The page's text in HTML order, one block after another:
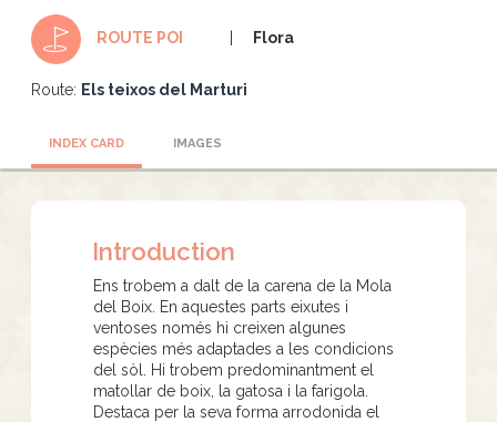
ROUTE POI Flora
Route: Els teixos del Marturi
INDEX CARD IMAGES
Introduction
Ens trobem a dalt de la carena de la Mola
del Boix. En aquestes parts eixutes i
ventoses només hi creixen algunes
espècies més adaptades a les condicions
del sòl. Hi trobem predominantment el
matollar de boix, la gatosa i la farigola.
Destaca per la seva forma arrodonida el